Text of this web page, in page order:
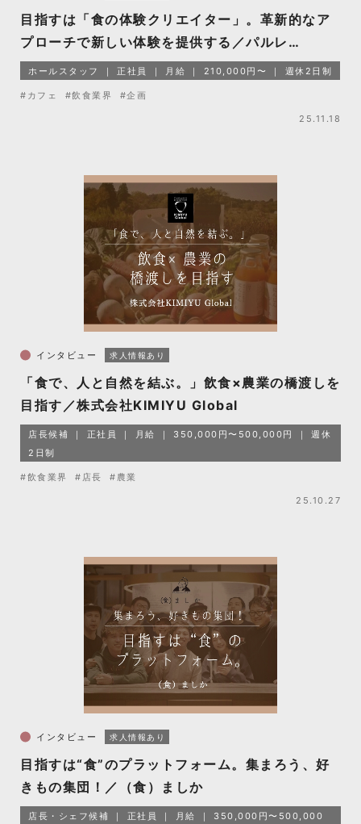
目指すは「食の体験クリエイター」。革新的なア
プローチで新しい体験を提供する／パルレ
（Parler）
ホールスタッフ 正社員 月給 210,000円〜 週休2日制
#カフェ #飲食業界 #企画
25.11.18
インタビュー 求人情報あり
「食で、人と自然を結ぶ。」飲食×農業の橋渡しを
目指す／株式会社KIMIYU Global
店長候補 正社員 月給 350,000円〜500,000円
週休
2日制
#飲食業界 #店長 #農業
25.10.27
インタビュー 求人情報あり
目指すは“食”のプラットフォーム。集まろう、好
きもの集団！／（食）ましか
店長・シェフ候補 正社員 月給 350,000円〜500,000